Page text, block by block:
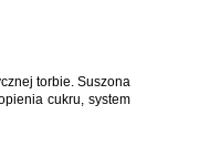
torbie. Suszona
cukru, system